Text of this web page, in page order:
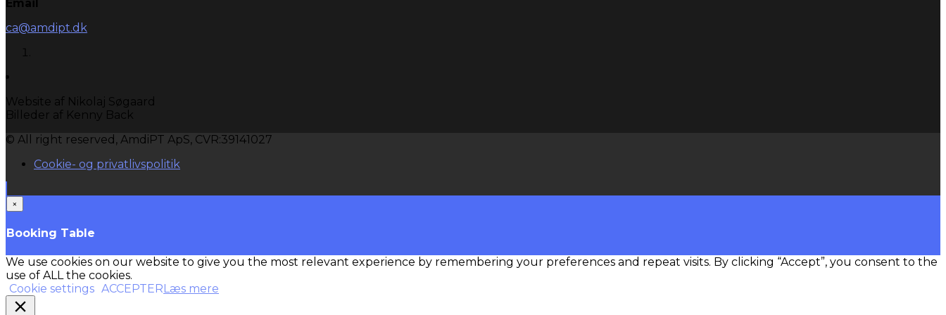
Email
ca@amdipt.dk
Website af Nikolaj Søgaard
Billeder af Kenny Back
© All right reserved, AmdiPT ApS, CVR:39141027
Cookie- og privatlivspolitik
×
Booking Table
We use cookies on our website to give you the most relevant experience by remembering your preferences and repeat visits. By clicking “Accept”, you consent to the
use of ALL the cookies.
Cookie settings ACCEPTER Læs mere